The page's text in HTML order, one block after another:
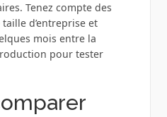
Tenez compte des
d’entreprise et
mois entre la
pour tester